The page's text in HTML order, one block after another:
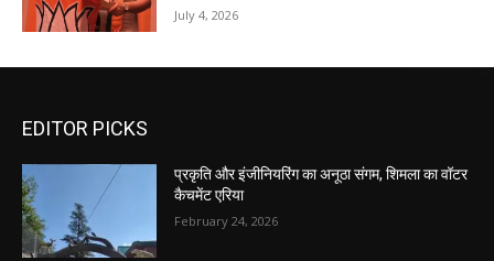
July 4, 2026
EDITOR PICKS
प्रकृति और इंजीनियरिंग का अनूठा संगम, शिमला का वॉटर
कैचमेंट एरिया
February 24, 2026